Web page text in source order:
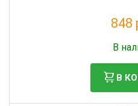
848
В
В